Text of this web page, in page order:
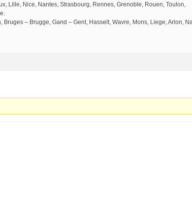
Lille, Nice, Nantes, Strasbourg, Rennes, Grenoble, Rouen, Toulon,
– Brugge, Gand – Gent, Hasselt, Wavre, Mons, Liege, Arlon,